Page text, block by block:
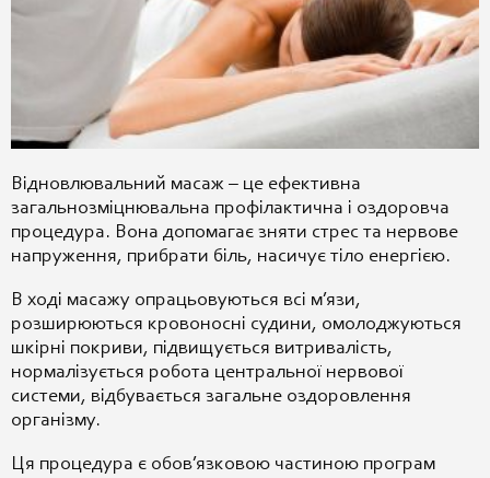
Відновлювальний масаж – це ефективна
загальнозміцнювальна профілактична і оздоровча
процедура. Вона допомагає зняти стрес та нервове
напруження, прибрати біль, насичує тіло енергією.
В ході масажу опрацьовуються всі м’язи,
розширюються кровоносні судини, омолоджуються
шкірні покриви, підвищується витривалість,
нормалізується робота центральної нервової
системи, відбувається загальне оздоровлення
організму.
Ця процедура є обов’язковою частиною програм